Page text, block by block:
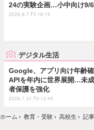
24の実験企画…小中向け9/6
2026.8.7 Fri 18:15
デジタル生活
Google、アプリ向け年齢
APIを年内に世界展開…未
者保護を強化
2026.7.31 Fri 13:45
ホーム › 教育・受験 › 高校生 › 記事